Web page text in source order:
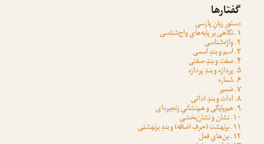
گفتارها
دستورِ زبانِ پارسی
۱. نگاهی بر پایه‌هایِ واج‌شناسی
۲. واژه‌شناسی
۳. اسم و بندِ اسمی
۴. صفت و بندِ صفتی
۵. پردازه و بندِ پردازه
۶. شماره
۷. ضمیر
۸. ادات و بندِ اداتی
۹. هم‌پایگی و هم‌نشانیِ زنجیره‌ای
۱۰. نشان و نشان‌بخشی
۱۱. برنهشت (حرفِ اضافه) و بندِ برنهشتی
۱۲. بن‌هایِ فعل